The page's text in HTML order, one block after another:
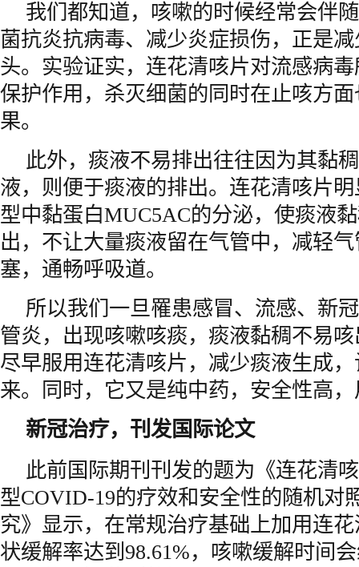
我们都知道，咳嗽的时候经常会伴
菌抗炎抗病毒、减少炎症损伤，正是
头。实验证实，连花清咳片对流感病
保护作用，杀灭细菌的同时在止咳方
果。
此外，痰液不易排出往往因为其黏
液，则便于痰液的排出。连花清咳片
型中黏蛋白MUC5AC的分泌，使痰液
出，不让大量痰液留在气管中，减轻
塞，通畅呼吸道。
所以我们一旦罹患感冒、流感、新
管炎，出现咳嗽咳痰，痰液黏稠不易
尽早服用连花清咳片，减少痰液生成
来。同时，它又是纯中药，安全性高
新冠治疗，刊发国际论文
此前国际期刊刊发的题为《连花清
型COVID-19的疗效和安全性的随机对
究》显示，在常规治疗基础上加用连
状缓解率达到98.61%，咳嗽缓解时间